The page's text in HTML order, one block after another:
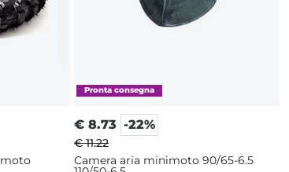
€ 8.73 -22%
€ 11.22
Camera aria minimoto 90/65-6.5